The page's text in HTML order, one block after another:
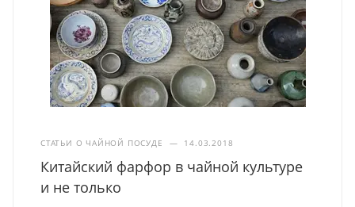
СТАТЬИ О ЧАЙНОЙ ПОСУДЕ — 14.03.2018
Китайский фарфор в чайной культуре
и не только